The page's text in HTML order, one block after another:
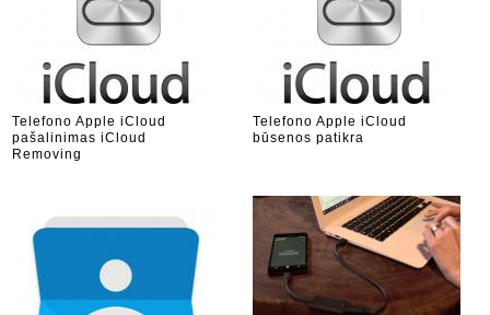
Telefono Apple iCloud
pašalinimas iCloud
Removing
Telefono Apple iCloud
būsenos patikra